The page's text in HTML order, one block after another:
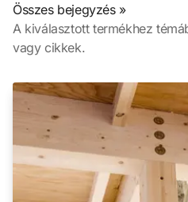
Összes bejegyzés »
A kiválasztott termékhez
vagy cikkek.